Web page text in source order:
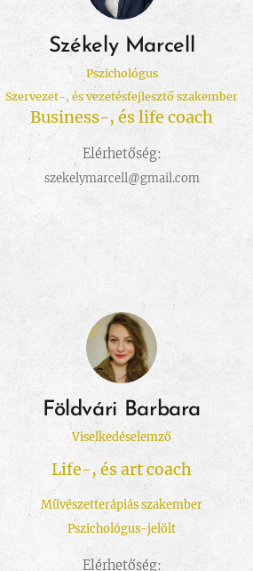
Székely Marcell
Pszichológus
Szervezet-, és vezetésfejlesztő szakember
Business-, és life coach
Elérhetőség:
szekelymarcell@gmail.com
Földvári Barbara
Viselkedéselemző
Life-, és art coach
Művészetterápiás szakember
Pszichológus-jelölt
Elérhetőség: